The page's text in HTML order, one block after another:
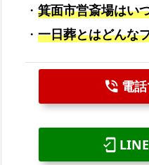
・ 箕面市営斎場はい
・ 一日葬とはどんな
phone_in_talk電話
mobile_friendly